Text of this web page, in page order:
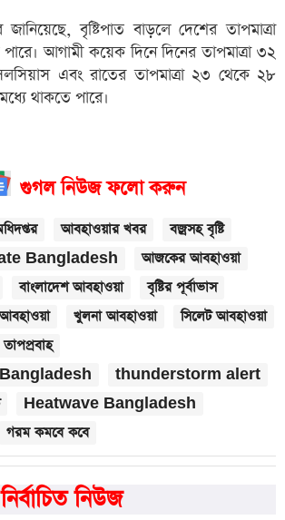
বৃষ্টিপাত বাড়লে দেশের তাপমাত্রা
আগামী কয়েক দিনে দিনের তাপমাত্রা ৩২
এবং রাতের তাপমাত্রা ২৩ থেকে ২৮
থাকতে পারে।
গুগল নিউজ ফলো করুন
আবহাওয়ার খবর
বজ্রসহ বৃষ্টি
Bangladesh
আজকের আবহাওয়া
বাংলাদেশ আবহাওয়া
বৃষ্টির পূর্বাভাস
খুলনা আবহাওয়া
সিলেট আবহাওয়া
তাপপ্রবাহ
thunderstorm alert
Heatwave Bangladesh
গরম কমবে কবে
নিউজ